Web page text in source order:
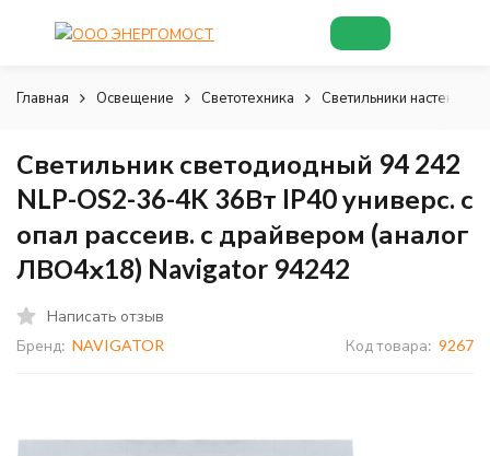
Главная Освещение Светотехника Светильники настенно-
Светильник светодиодный 94 242
NLP-OS2-36-4K 36Вт IP40 универс. с
опал рассеив. с драйвером (аналог
ЛВО4х18) Navigator 94242
Написать отзыв
Бренд: NAVIGATOR Код товара: 9267